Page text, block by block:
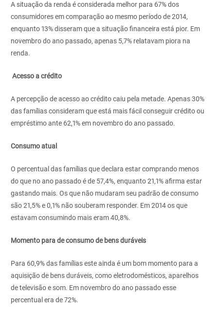
A situação da renda é considerada melhor para 67% dos
consumidores em comparação ao mesmo período de 2014,
enquanto 13% disseram que a situação financeira está pior. Em
novembro do ano passado, apenas 5,7% relatavam piora na
renda.
Acesso a crédito
A percepção de acesso ao crédito caiu pela metade. Apenas 30%
das famílias consideram que está mais fácil conseguir crédito ou
empréstimo ante 62,1% em novembro do ano passado.
Consumo atual
O percentual das famílias que declara estar comprando menos
do que no ano passado é de 57,4%, enquanto 21,1% afirma estar
gastando mais. Os que não mudaram seu padrão de consumo
são 21,5% e 0,1% não souberam responder. Em 2014 os que
estavam consumindo mais eram 40,8%.
Momento para de consumo de bens duráveis
Para 60,9% das famílias este ainda é um bom momento para a
aquisição de bens duráveis, como eletrodomésticos, aparelhos
de televisão e som. Em novembro do ano passado esse
percentual era de 72%.